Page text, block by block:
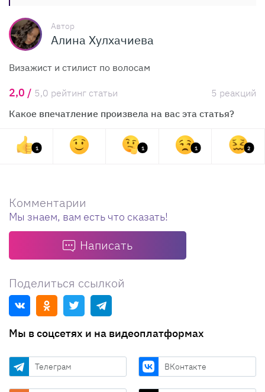
Автор
Алина Хулхачиева
Визажист и стилист по волосам
2,0 / 5,0 рейтинг статьи
5 реакций
Какое впечатление произвела на вас эта статья?
1 1 1 2
Комментарии
Мы знаем, вам есть что сказать!
Написать
Поделиться ссылкой
Мы в соцсетях и на видеоплатформах
Телеграм ВКонтакте